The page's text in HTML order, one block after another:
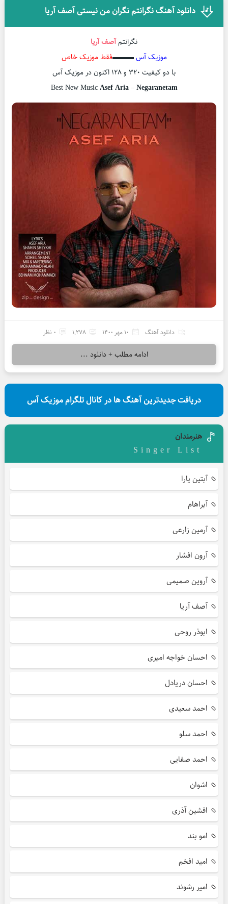
دانلود آهنگ نگرانتم نگران من نیستی آصف آریا
نگرانتمآصف آریا
موزیک آس▬▬▬فقط موزیک خاص
با دو کیفیت ۳۲۰ و ۱۲۸ اکنون در موزیک آس
Best New MusicAsef Aria – Negaranetam
دانلود آهنگ 10 مهر 1400 1,278 0 نظر
ادامه مطلب + دانلود ...
دریافت جدیدترین آهنگ ها در کانال تلگرام موزیک آس
هنرمندان
Singer List
آبتین یارا
آبراهام
آرمین زارعی
آرون افشار
آروین صمیمی
آصف آریا
ابوذر روحی
احسان خواجه امیری
احسان دریادل
احمد سعیدی
احمد سلو
احمد صفایی
اشوان
افشین آذری
امو بند
امید افخم
امیر رشوند